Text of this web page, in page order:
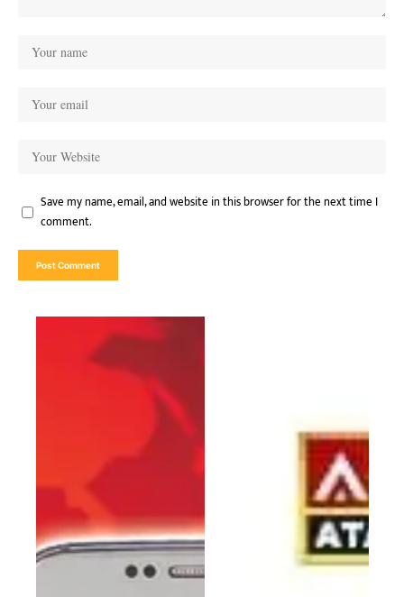
Save my name, email, and website in this browser for the next time I
comment.